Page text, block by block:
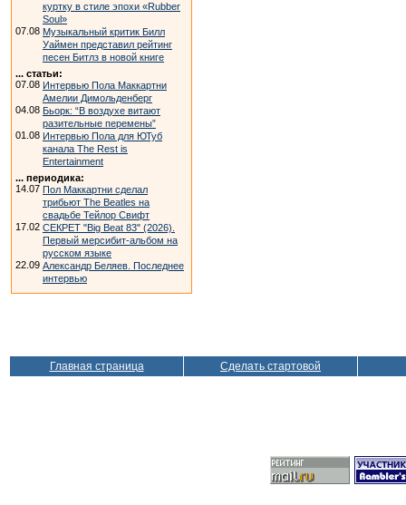
куртку в стиле эпохи «Rubber
Soul»
07.08 Музыкальный критик Билл
Уаймен представил рейтинг
песен Битлз в новой книге
... статьи:
07.08 Интервью Пола Маккартни
Амелии Димольденберг
04.08 Бьорк: “В воздухе витают
разительные перемены”
01.08 Интервью Пола для ЮТуб
канала The Rest is
Entertainment
... периодика:
14.07 Пол Маккартни сделал
трибьют The Beatles на
свадьбе Тейлор Свифт
17.02 СЕКРЕТ "Big Beat 83" (2026).
Первый мерсибит-альбом на
русском языке
22.09 Александр Беляев. Последнее
интервью
Главная страница Сделать стартовой